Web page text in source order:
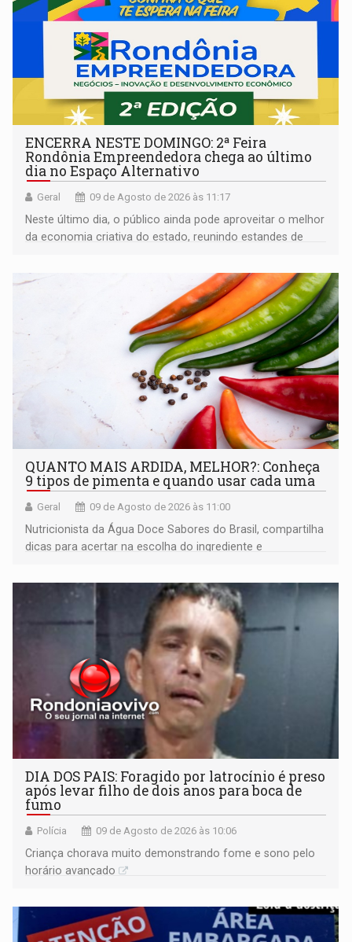
ENCERRA NESTE DOMINGO: 2ª Feira
Rondônia Empreendedora chega ao último
dia no Espaço Alternativo
Geral 09 de Agosto de 2026 às 11:17
Neste último dia, o público ainda pode aproveitar o melhor
da economia criativa do estado, reunindo estandes de
QUANTO MAIS ARDIDA, MELHOR?: Conheça
9 tipos de pimenta e quando usar cada uma
Geral 09 de Agosto de 2026 às 11:00
Nutricionista da Água Doce Sabores do Brasil, compartilha
dicas para acertar na escolha do ingrediente e
DIA DOS PAIS: Foragido por latrocínio é preso
após levar filho de dois anos para boca de
fumo
Polícia 09 de Agosto de 2026 às 10:06
Criança chorava muito demonstrando fome e sono pelo
horário avançado